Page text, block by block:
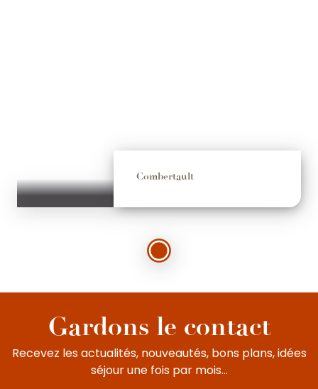
Combertault
Gardons le contact
Recevez les actualités, nouveautés, bons plans, idées
séjour une fois par mois...